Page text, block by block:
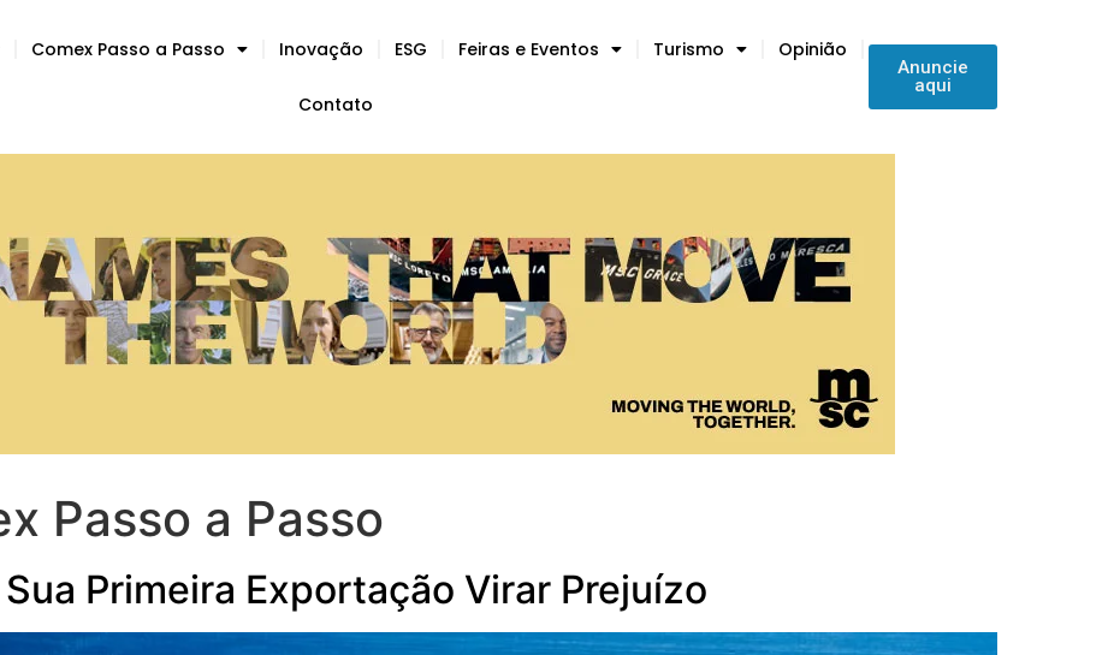
Comex Passo a Passo Inovação ESG Feiras e Eventos Turismo Opinião
Contato
Anuncie
aqui
Passo a Passo
Primeira Exportação Virar Prejuízo